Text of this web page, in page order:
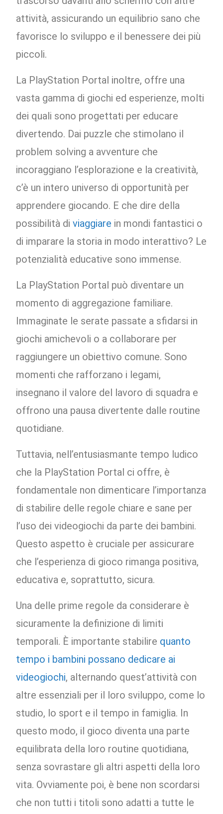
attività, assicurando un equilibrio sano che
favorisce lo sviluppo e il benessere dei più
piccoli.
La PlayStation Portal inoltre, offre una
vasta gamma di giochi ed esperienze, molti
dei quali sono progettati per educare
divertendo. Dai puzzle che stimolano il
problem solving a avventure che
incoraggiano l’esplorazione e la creatività,
c’è un intero universo di opportunità per
apprendere giocando. E che dire della
possibilità diviaggiare in mondi fantastici o
di imparare la storia in modo interattivo? Le
potenzialità educative sono immense.
La PlayStation Portal può diventare un
momento di aggregazione familiare.
Immaginate le serate passate a sfidarsi in
giochi amichevoli o a collaborare per
raggiungere un obiettivo comune. Sono
momenti che rafforzano i legami,
insegnano il valore del lavoro di squadra e
offrono una pausa divertente dalle routine
quotidiane.
Tuttavia, nell’entusiasmante tempo ludico
che la PlayStation Portal ci offre, è
fondamentale non dimenticare l’importanza
di stabilire delle regole chiare e sane per
l’uso dei videogiochi da parte dei bambini.
Questo aspetto è cruciale per assicurare
che l’esperienza di gioco rimanga positiva,
educativa e, soprattutto, sicura.
Una delle prime regole da considerare è
sicuramente la definizione di limiti
temporali. È importante stabilire quanto
tempo i bambini possano dedicare ai
videogiochi, alternando quest’attività con
altre essenziali per il loro sviluppo, come lo
studio, lo sport e il tempo in famiglia. In
questo modo, il gioco diventa una parte
equilibrata della loro routine quotidiana,
senza sovrastare gli altri aspetti della loro
vita. Ovviamente poi, è bene non scordarsi
che non tutti i titoli sono adatti a tutte le